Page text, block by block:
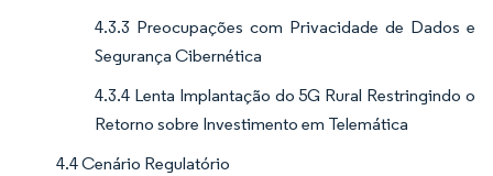
4.3.3 Preocupações com Privacidade de Dados e
Segurança Cibernética
4.3.4 Lenta Implantação do 5G Rural Restringindo o
Retorno sobre Investimento em Telemática
4.4 Cenário Regulatório